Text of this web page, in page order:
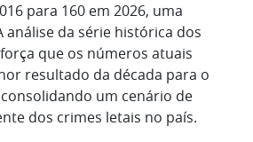
para 160 em 2026, uma
análise da série histórica dos
que os números atuais
resultado da década para o
um cenário de
dos crimes letais no país.